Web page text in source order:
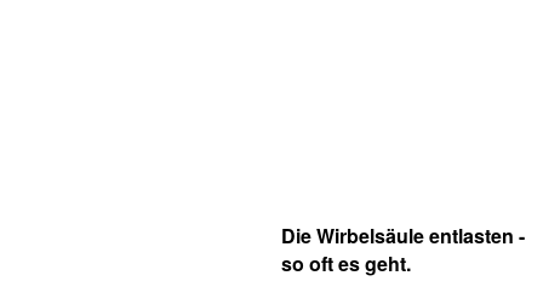
Die Wirbelsäule entlasten -
so oft es geht.